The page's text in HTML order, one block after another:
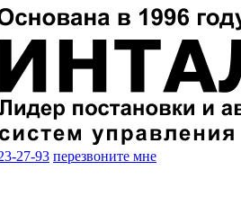
27-93 перезвоните мне